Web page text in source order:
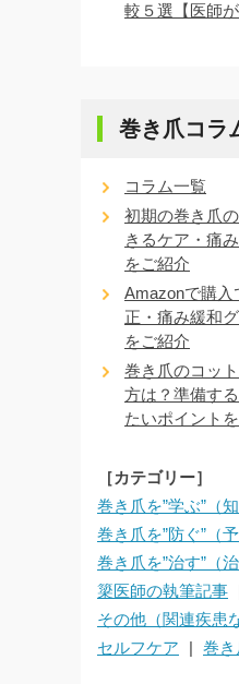
較５選【医師が
巻き爪コラ
コラム一覧
初期の巻き爪
きるケア・痛
をご紹介
Amazonで購入
正・痛み緩和
をご紹介
巻き爪のコッ
方は？準備す
たいポイント
［カテゴリー］
巻き爪を”学ぶ”（知
巻き爪を”防ぐ”（予
巻き爪を”治す”（治
簗医師の執筆記事
その他（関連疾患
セルフケア
巻き